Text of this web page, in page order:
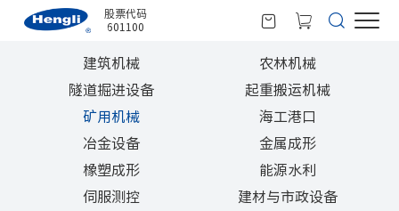
股票代码
601100
建筑机械
农林机械
隧道掘进设备
起重搬运机械
矿用机械
海工港口
冶金设备
金属成形
橡塑成形
能源水利
伺服测控
建材与市政设备